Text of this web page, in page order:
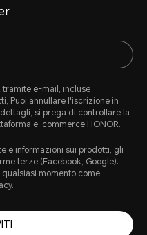
tramite e-mail, incluse
Puoi annullare l'iscrizione in
si prega di controllare la
e-commerce HONOR.
e informazioni sui prodotti, gli
terze (Facebook, Google).
qualsiasi momento come
.